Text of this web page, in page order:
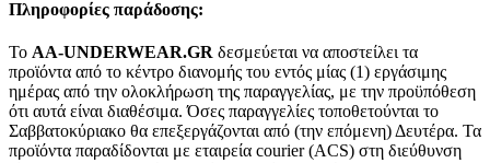
Πληροφορίες παράδοσης:
To AA-UNDERWEAR.GR δεσμεύεται να αποστείλει τα
προϊόντα από το κέντρο διανομής του εντός μίας (1) εργάσιμης
ημέρας από την ολοκλήρωση της παραγγελίας, με την προϋπόθεση
ότι αυτά είναι διαθέσιμα. Όσες παραγγελίες τοποθετούνται το
Σαββατοκύριακο θα επεξεργάζονται από (την επόμενη) Δευτέρα. Τα
προϊόντα παραδίδονται με εταιρεία courier (ACS) στη διεύθυνση